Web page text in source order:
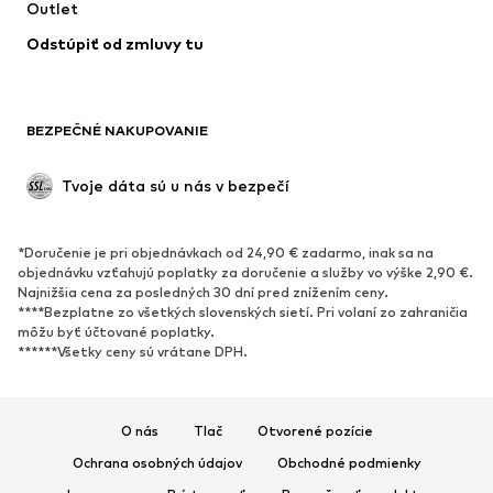
Kabáty
Plavky
Upcyklácia
Nové
Obľúbené
Tenisky
Členkové čižmy
Topánky na vysokom podpätku
Sandále
Papuče
Exkluzívne
Outlet
Odstúpiť od zmluvy tu
BEZPEČNÉ NAKUPOVANIE
Tvoje dáta sú u nás v bezpečí
*Doručenie je pri objednávkach od 24,90 € zadarmo, inak sa na
objednávku vzťahujú poplatky za doručenie a služby vo výške 2,90 €.
Najnižšia cena za posledných 30 dní pred znížením ceny.
****Bezplatne zo všetkých slovenských sietí. Pri volaní zo zahraničia
môžu byť účtované poplatky.
******Všetky ceny sú vrátane DPH.
O nás Tlač
Otvorené pozície
Ochrana osobných údajov
Obchodné podmienky